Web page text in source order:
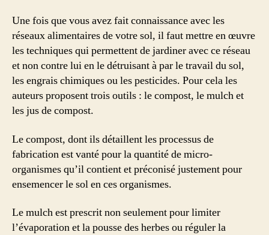
Une fois que vous avez fait connaissance avec les
réseaux alimentaires de votre sol, il faut mettre en œuvre
les techniques qui permettent de jardiner avec ce réseau
et non contre lui en le détruisant à par le travail du sol,
les engrais chimiques ou les pesticides. Pour cela les
auteurs proposent trois outils : le compost, le mulch et
les jus de compost.
Le compost, dont ils détaillent les processus de
fabrication est vanté pour la quantité de micro-
organismes qu’il contient et préconisé justement pour
ensemencer le sol en ces organismes.
Le mulch est prescrit non seulement pour limiter
l’évaporation et la pousse des herbes ou réguler la